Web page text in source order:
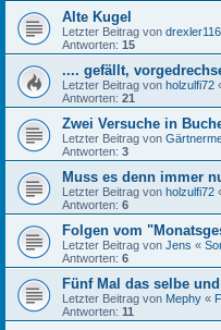
Alte Kugel
Letzter Beitrag von drexler116
Antworten: 15
.... gefällt,
Letzter Beitrag von holzulfi72
Antworten: 21
Zwei Versuche in
Letzter Beitrag von
Antworten: 3
Muss es denn immer
Letzter Beitrag von holzulfi72
Antworten: 6
Folgen vom
Letzter Beitrag von Jens «
Antworten: 6
Fünf Mal das selbe
Letzter Beitrag von Mephy «
Antworten: 11